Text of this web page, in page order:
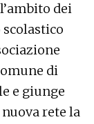
dei
di
e giunge
rete la